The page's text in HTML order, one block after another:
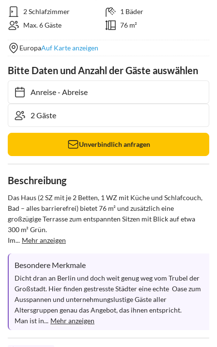
2 Schlafzimmer
1 Bäder
Max. 6 Gäste
76 m²
EuropaAuf Karte anzeigen
Bitte Daten und Anzahl der Gäste auswählen
Anreise- Abreise
Unverbindlich anfragen
Beschreibung
Das Haus (2 SZ mit je 2 Betten, 1 WZ mit Küche und Schlafcouch,
Bad – alles barrierefrei) bietet 76 m² und zusätzlich eine
großzügige Terrasse zum entspannten Sitzen mit Blick auf etwa
300 m² Grün.
Im... Mehr anzeigen
Besondere Merkmale
Dicht dran an Berlin und doch weit genug weg vom Trubel der
Großstadt. Hier finden gestresste Städter eine echte  Oase zum
Ausspannen und unternehmungslustige Gäste aller
Altersgruppen genau das Angebot, das ihnen entspricht.
Man ist in... Mehr anzeigen